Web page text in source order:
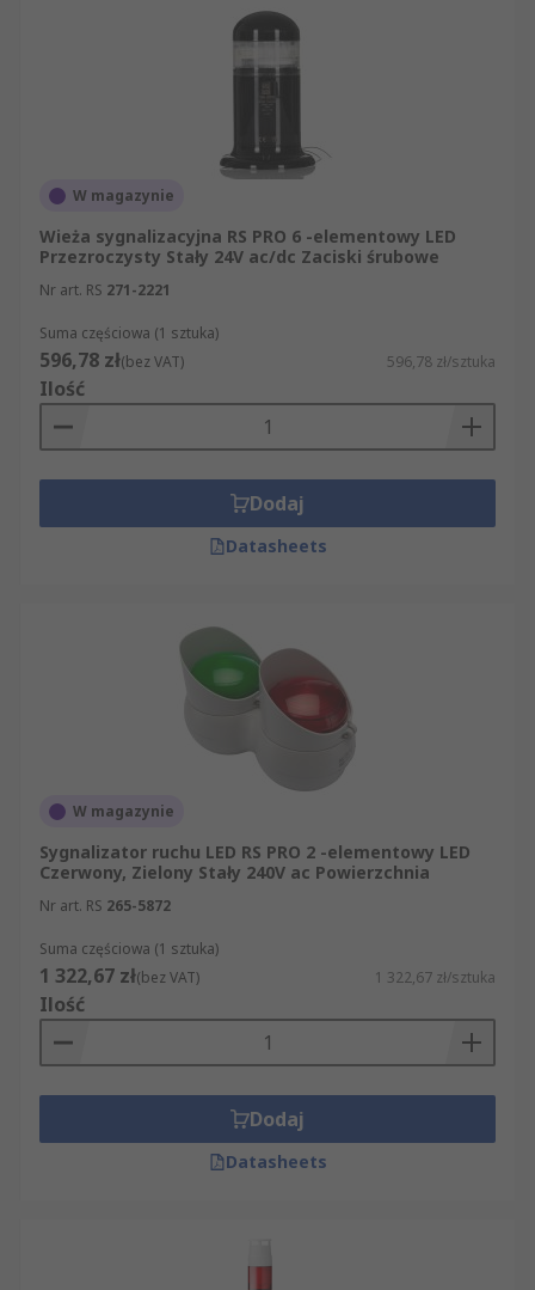
W magazynie
Wieża sygnalizacyjna RS PRO 6 -elementowy LED
Przezroczysty Stały 24V ac/dc Zaciski śrubowe
Nr art. RS 271-2221
Suma częściowa (1 sztuka)
596,78 zł(bez VAT) 596,78 zł/sztuka
Ilość
Dodaj
Datasheets
W magazynie
Sygnalizator ruchu LED RS PRO 2 -elementowy LED
Czerwony, Zielony Stały 240V ac Powierzchnia
Nr art. RS 265-5872
Suma częściowa (1 sztuka)
1 322,67 zł(bez VAT) 1 322,67 zł/sztuka
Ilość
Dodaj
Datasheets